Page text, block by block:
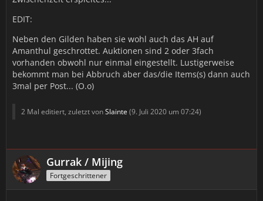
EDIT:
Neben den Gilden haben sie wohl auch das AH auf
Amanthul geschrottet. Auktionen sind 2 oder 3fach
vorhanden obwohl nur einmal eingestellt. Lustigerweise
bekommt man bei Abbruch aber das/die Items(s) dann auch
3mal per Post... (O.o)
2 Mal editiert, zuletzt vonSlainte (9. Juli 2020 um 07:24)
Gurrak / Mijing
Fortgeschrittener